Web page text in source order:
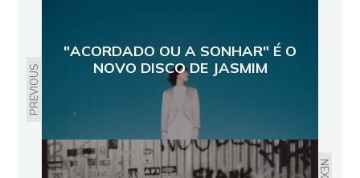
PREVIOUS
"ACORDADO OU A SONHAR" É O
NOVO DISCO DE JASMIM
NEXT